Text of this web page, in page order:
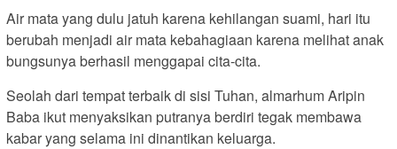
Air mata yang dulu jatuh karena kehilangan suami, hari itu
berubah menjadi air mata kebahagiaan karena melihat anak
bungsunya berhasil menggapai cita-cita.
Seolah dari tempat terbaik di sisi Tuhan, almarhum Aripin
Baba ikut menyaksikan putranya berdiri tegak membawa
kabar yang selama ini dinantikan keluarga.